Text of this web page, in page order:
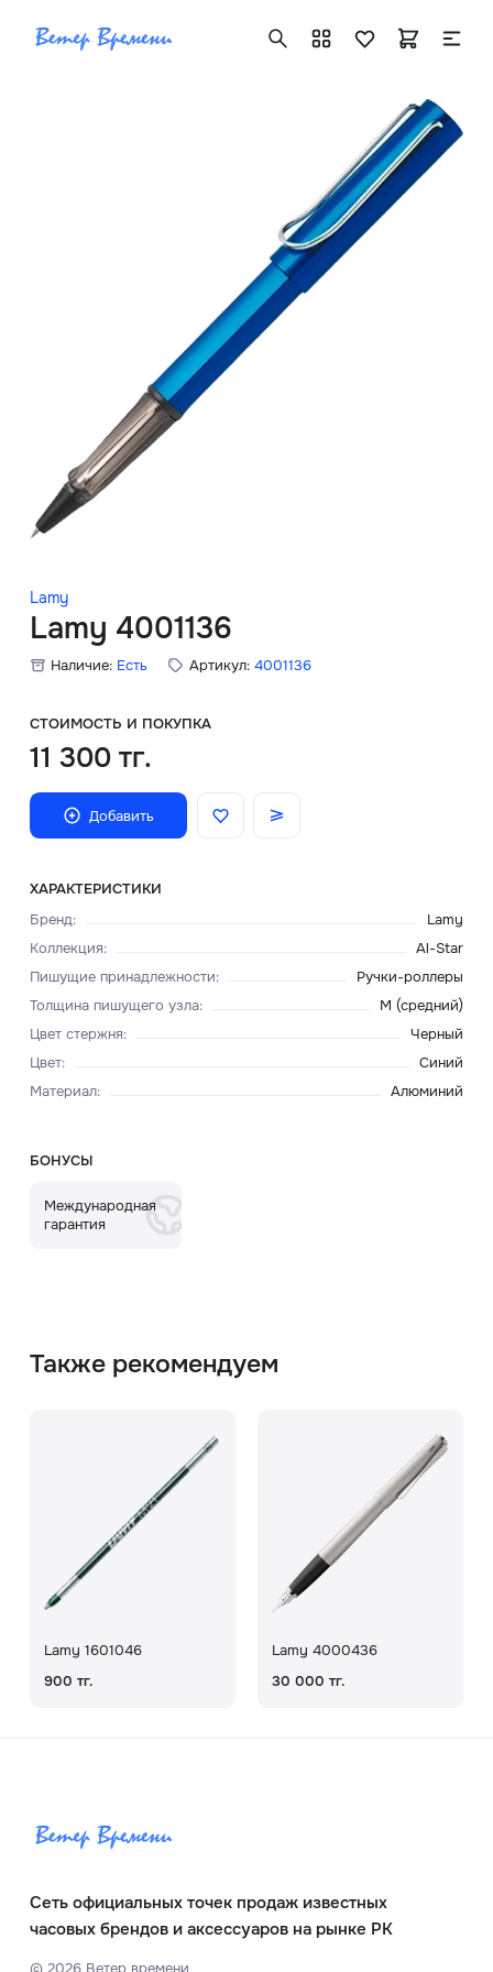
Lamy
Lamy 4001136
Наличие: Есть Артикул: 4001136
СТОИМОСТЬ И ПОКУПКА
11 300 тг.
Добавить
ХАРАКТЕРИСТИКИ
Бренд:
Lamy
Коллекция:
Al-Star
Пишущие принадлежности:
Ручки-роллеры
Толщина пишущего узла:
M (средний)
Цвет стержня:
Черный
Цвет:
Синий
Материал: Алюминий
БОНУСЫ
Международная
гарантия
Также рекомендуем
Lamy 1601046
900 тг.
Lamy 4000436
30 000 тг.
Сеть официальных точек продаж известных
часовых брендов и аксессуаров на рынке РК
+7 ( 705 ) 181-42-50
info@vetervremeni.kz
Авторизация
Каталог
Главная
О нас